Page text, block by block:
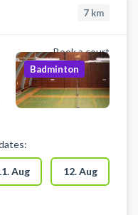
7 km
Book a court
Badminton
Aug 12. Aug